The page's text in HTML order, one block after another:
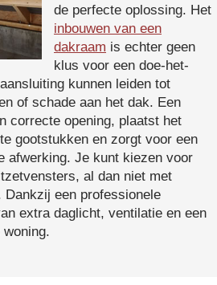
de perfecte oplossing. Het
inbouwen van een
dakraam is echter geen
klus voor een doe-het-
kunnen leiden tot
of schade aan het dak. Een
correcte opening, plaatst het
gootstukken en zorgt voor een
afwerking. Je kunt kiezen voor
al dan niet met
een professionele
extra daglicht, ventilatie en een